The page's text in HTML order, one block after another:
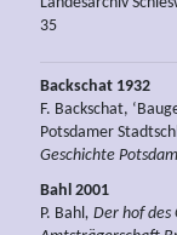
35
Backschat 1932
F. Backschat,
Potsdamer
Geschichte
Bahl 2001
P. Bahl , Der hof des